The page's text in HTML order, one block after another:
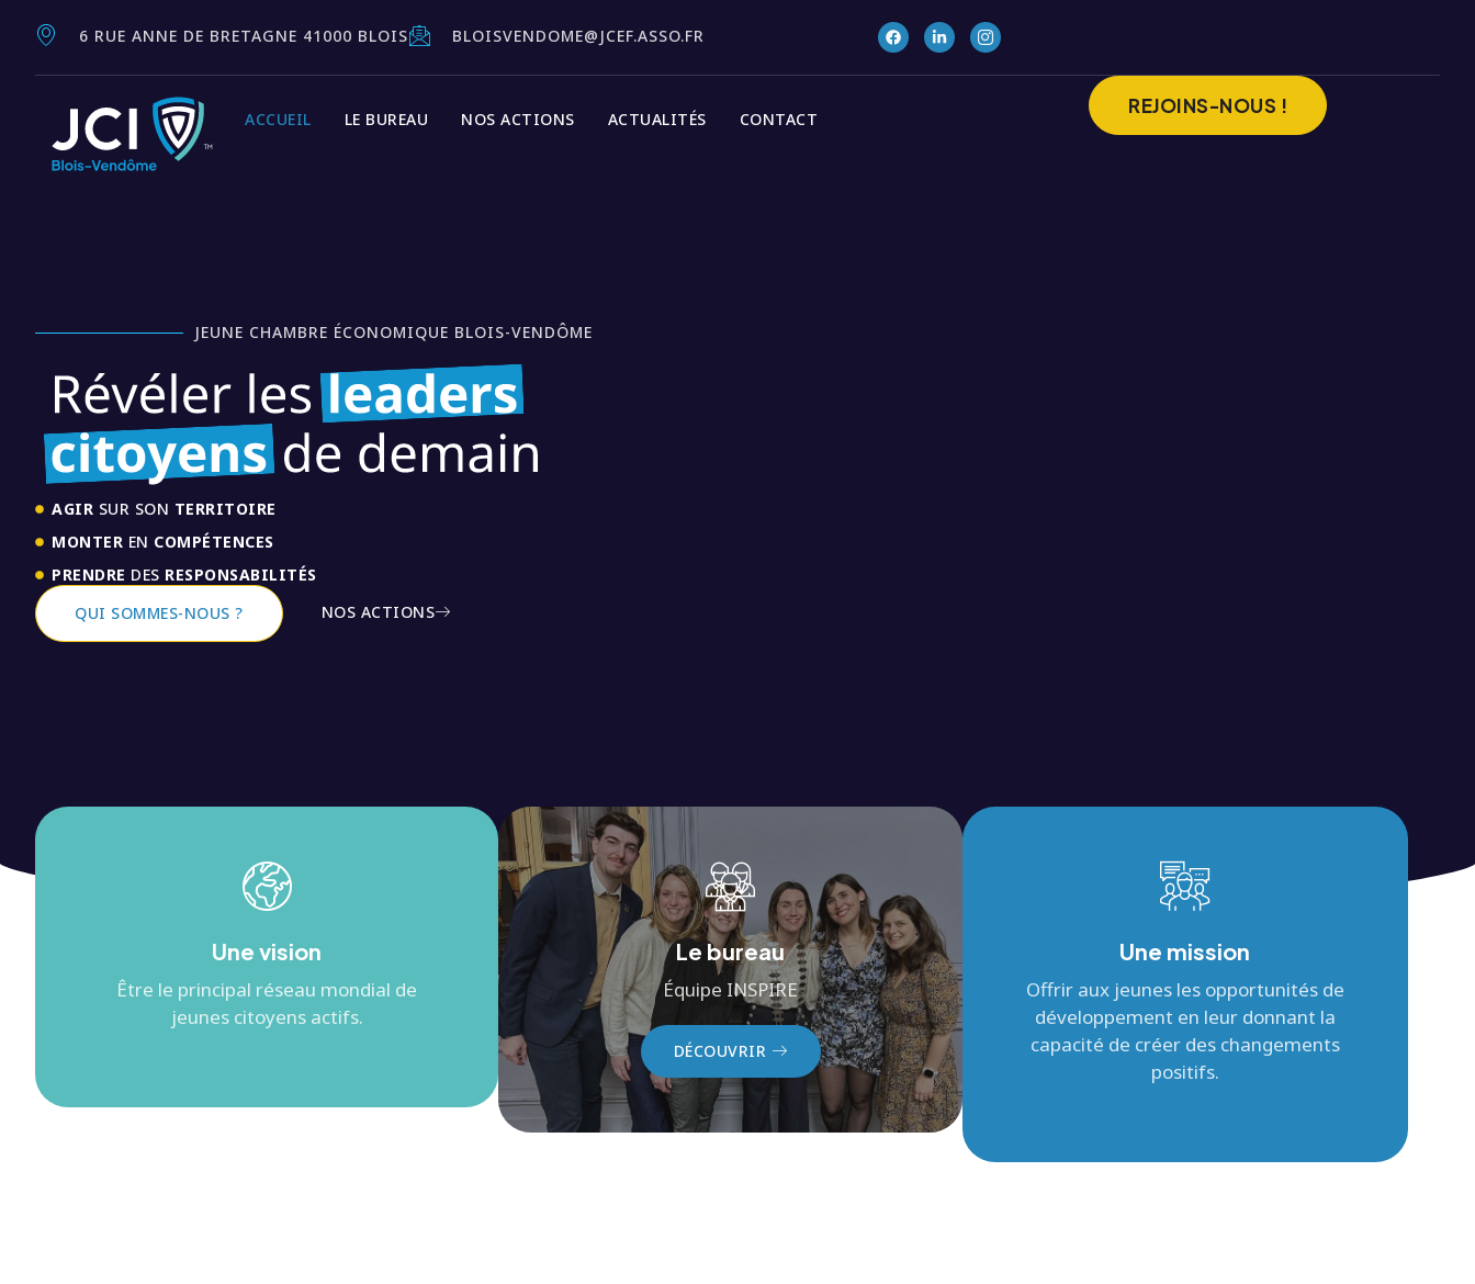
6 RUE ANNE DE BRETAGNE 41000 BLOIS BLOISVENDOME@JCEF.ASSO.FR
ACCUEIL LE BUREAU NOS ACTIONS ACTUALITÉS CONTACT
REJOINS-NOUS !
JEUNE CHAMBRE ÉCONOMIQUE BLOIS-VENDÔME
AGIR SUR SON TERRITOIRE
MONTER EN COMPÉTENCES
PRENDRE DES RESPONSABILITÉS
QUI SOMMES-NOUS ?
NOS ACTIONS
Une vision
Être le principal réseau mondial de
jeunes citoyens actifs.
Le bureau
Équipe INSPIRE
DÉCOUVRIR
Une mission
Offrir aux jeunes les opportunités de
développement en leur donnant la
capacité de créer des changements
positifs.